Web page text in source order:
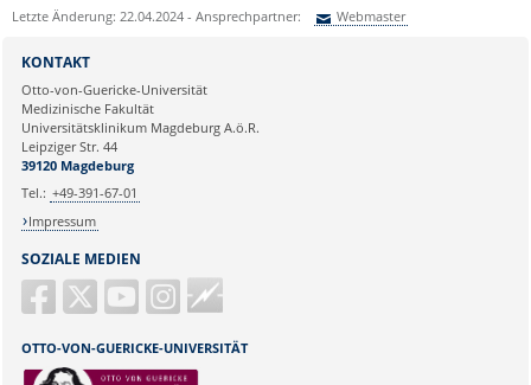
Letzte Änderung: 22.04.2024 - Ansprechpartner: Webmaster
Ihre E-Mailadresse:
Ihr Anliegen:
SOZIALE MEDIEN
Guericke
FM
OTTO-VON-GUERICKE-UNIVERSITÄT
KONTAKT
Otto-von-Guericke-Universität
Medizinische Fakultät
Universitätsklinikum Magdeburg A.ö.R.
Leipziger Str. 44
39120 Magdeburg
Tel.: +49-391-67-01
Impressum